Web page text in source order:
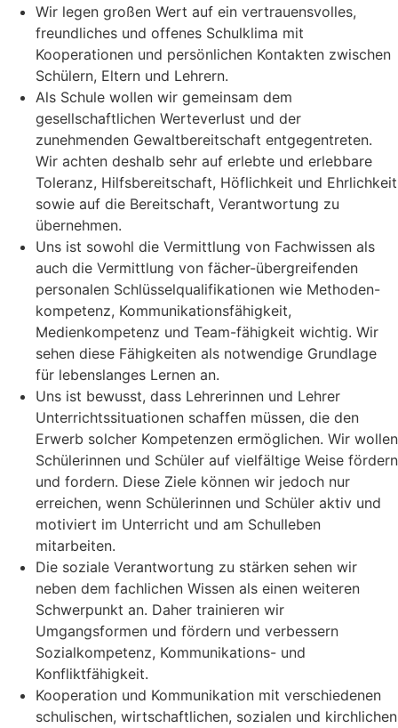
Wir legen großen Wert auf ein vertrauensvolles,
freundliches und offenes Schulklima mit
Kooperationen und persönlichen Kontakten zwischen
Schülern, Eltern und Lehrern.
Als Schule wollen wir gemeinsam dem
gesellschaftlichen Werteverlust und der
zunehmenden Gewaltbereitschaft entgegentreten.
Wir achten deshalb sehr auf erlebte und erlebbare
Toleranz, Hilfsbereitschaft, Höflichkeit und Ehrlichkeit
sowie auf die Bereitschaft, Verantwortung zu
übernehmen.
Uns ist sowohl die Vermittlung von Fachwissen als
auch die Vermittlung von fächer-übergreifenden
personalen Schlüsselqualifikationen wie Methoden-
kompetenz, Kommunikationsfähigkeit,
Medienkompetenz und Team-fähigkeit wichtig. Wir
sehen diese Fähigkeiten als notwendige Grundlage
für lebenslanges Lernen an.
Uns ist bewusst, dass Lehrerinnen und Lehrer
Unterrichtssituationen schaffen müssen, die den
Erwerb solcher Kompetenzen ermöglichen. Wir wollen
Schülerinnen und Schüler auf vielfältige Weise fördern
und fordern. Diese Ziele können wir jedoch nur
erreichen, wenn Schülerinnen und Schüler aktiv und
motiviert im Unterricht und am Schulleben
mitarbeiten.
Die soziale Verantwortung zu stärken sehen wir
neben dem fachlichen Wissen als einen weiteren
Schwerpunkt an. Daher trainieren wir
Umgangsformen und fördern und verbessern
Sozialkompetenz, Kommunikations- und
Konfliktfähigkeit.
Kooperation und Kommunikation mit verschiedenen
schulischen, wirtschaftlichen, sozialen und kirchlichen